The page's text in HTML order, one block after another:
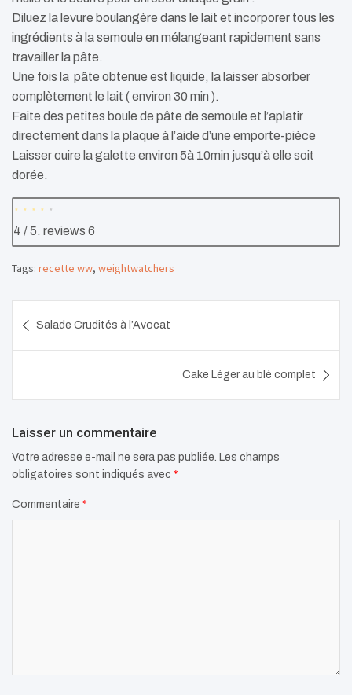
Diluez la levure boulangère dans le lait et incorporer tous les
ingrédients à la semoule en mélangeant rapidement sans
travailler la pâte.
Une fois la pâte obtenue est liquide, la laisser absorber
complètement le lait ( environ 30 min ).
Faite des petites boule de pâte de semoule et l’aplatir
directement dans la plaque à l’aide d’une emporte-pièce
Laisser cuire la galette environ 5à 10min jusqu’à elle soit
dorée.
4 / 5. reviews 6
Tags: recette ww, weightwatchers
de
Salade Crudités à l’Avocat
Cake Léger au blé complet
Laisser un commentaire
Votre adresse e-mail ne sera pas publiée. Les champs
obligatoires sont indiqués avec *
Commentaire *